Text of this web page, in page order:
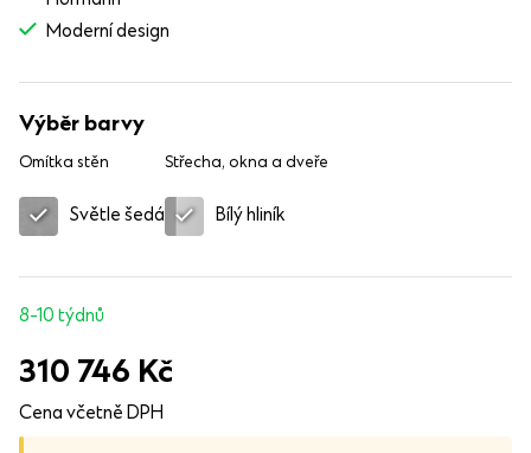
Moderní design
Výběr barvy
Omítka stěn
Světle šedá
Střecha, okna a dveře
Bílý hliník
8-10 týdnů
310 746 Kč
Cena včetně DPH